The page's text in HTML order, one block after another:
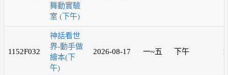
舞動實驗
室 (下午)
1152F032
神話看世
界-動手做
繪本(下
午)
2026-08-17 一~五 下午